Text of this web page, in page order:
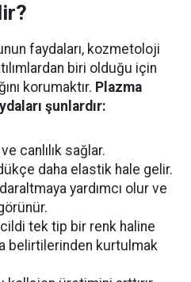
faydaları, kozmetoloji
biri olduğu için
korumaktır. Plazma
şunlardır:
canlılık sağlar.
daha elastik hale gelir.
yardımcı olur ve
tek tip bir renk haline
belirtilerinden kurtulmak